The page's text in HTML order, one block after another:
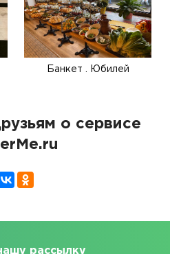
Банкет . Юбилей
о сервисе
рассылку